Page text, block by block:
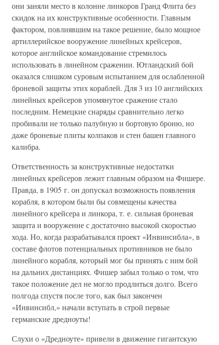
они заняли место в колонне линкоров Гранд Флита без
скидок на их конструктивные особенности. Главным
фактором, повлиявшим на такое решение, было мощное
артиллерийское вооружение линейных крейсеров,
которое английское командование стремилось
использовать в линейном сражении. Ютландский бой
оказался слишком суровым испытанием для ослабленной
броневой защиты этих кораблей. Для 3 из 10 английских
линейных крейсеров упомянутое сражение стало
последним. Немецкие снаряды сравнительно легко
пробивали не только палубную и бортовую броню, но
даже броневые плиты колпаков и стен башен главного
калибра.
Ответственность за конструктивные недостатки
линейных крейсеров лежит главным образом на Фишере.
Правда, в 1905 г. он допускал возможность появления
корабля, в котором были бы совмещены качества
линейного крейсера и линкора, т. е. сильная броневая
защита и вооружение с достаточно высокой скоростью
хода. Но, когда разрабатывался проект «Инвинсибла», в
составе флотов потенциальных противников не было
линейного корабля, который мог бы принять с ним бой
на дальних дистанциях. Фишер забыл только о том, что
такое положение дел не могло продлиться долго. Всего
полгода спустя после того, как был закончен
«Инвинсибл,» начали вступать в строй первые
германские дредноуты!
Слухи о «Дредноуте» привели в движение гигантскую